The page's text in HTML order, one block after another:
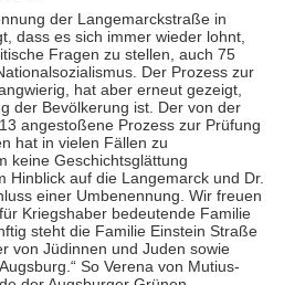
der Langemarckstraße in
dass es sich immer wieder lohnt,
Fragen zu stellen, auch 75
Der Prozess zur
hat aber erneut gezeigt,
der Bevölkerung ist. Der von der
angestoßene Prozess zur Prüfung
hat in vielen Fällen zu
keine Geschichtsglättung
Hinblick auf die Langemarck und Dr.
einer Umbenennung. Wir freuen
Kriegshaber bedeutende Familie
steht die Familie Einstein Straße
von Jüdinnen und Juden sowie
So Verena von Mutius-